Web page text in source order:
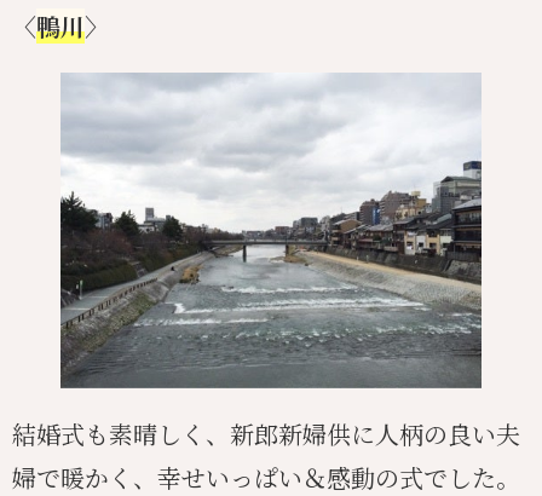
〈鴨川〉
結婚式も素晴しく、新郎新婦供に人柄の良い夫
婦で暖かく、幸せいっぱい＆感動の式でした。